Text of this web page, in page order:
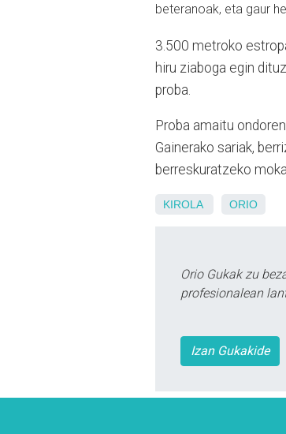
beteranoak, eta gaur
3.500 metroko
hiru ziaboga egin
proba.
Proba amaitu
Gainerako sariak,
berreskuratzeko
KIROLA ORIO
Orio Gukak zu
profesionalean
Izan Gukakide